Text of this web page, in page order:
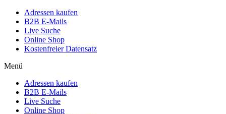
Adressen kaufen
B2B E-Mails
Live Suche
Online Shop
Kostenfreier Datensatz
Menü
Adressen kaufen
B2B E-Mails
Live Suche
Online Shop